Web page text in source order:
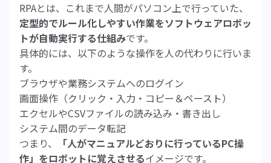
RPAとは、これまで人間がパソコン上で行っていた、
定型的でルール化しやすい作業をソフトウェアロボッ
トが自動実行する仕組みです。
具体的には、以下のような操作を人の代わりに行いま
す。
ブラウザや業務システムへのログイン
画面操作（クリック・入力・コピー＆ペースト）
エクセルやCSVファイルの読み込み・書き出し
システム間のデータ転記
つまり、
「人がマニュアルどおりに行っているPC操
作」をロボットに覚えさせるイメージです。